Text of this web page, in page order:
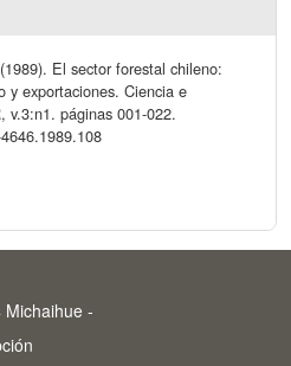
El sector forestal chileno:
y exportaciones. Ciencia e
v.3:n1. páginas 001-022.
Michaihue -